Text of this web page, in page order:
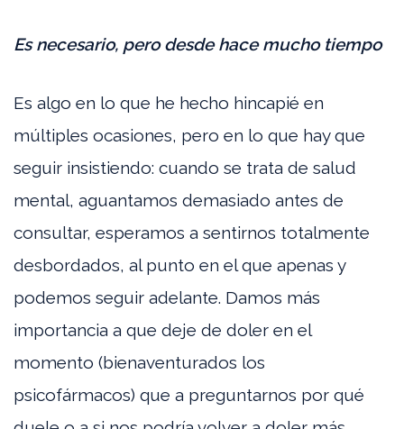
Es necesario, pero desde hace mucho tiempo
Es algo en lo que he hecho hincapié en
múltiples ocasiones, pero en lo que hay que
seguir insistiendo: cuando se trata de salud
mental, aguantamos demasiado antes de
consultar, esperamos a sentirnos totalmente
desbordados, al punto en el que apenas y
podemos seguir adelante. Damos más
importancia a que deje de doler en el
momento (bienaventurados los
psicofármacos) que a preguntarnos por qué